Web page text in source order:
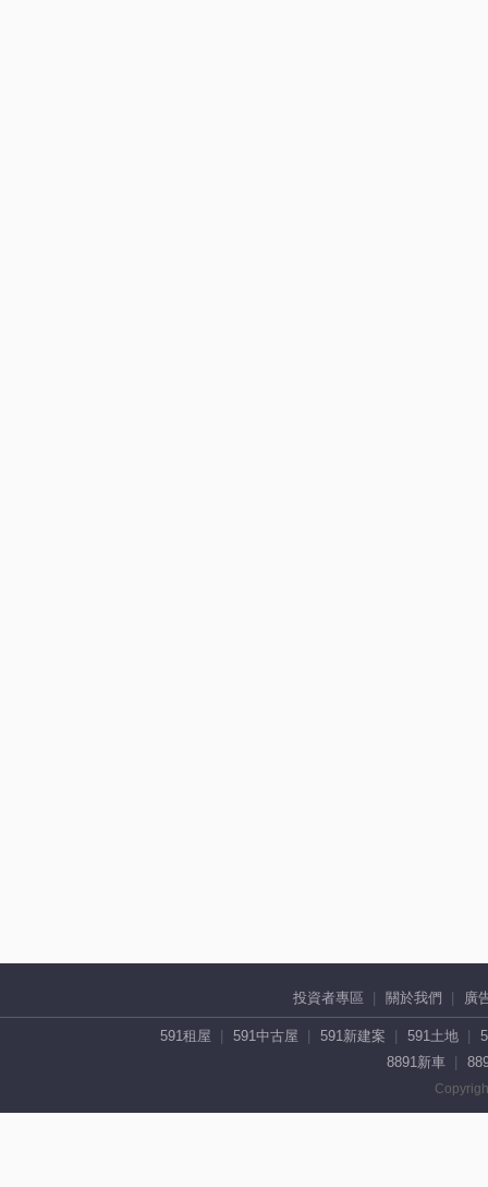
投資者專區 關於我們 廣
591租屋 591中古屋 591新建案 591土地
8891新車